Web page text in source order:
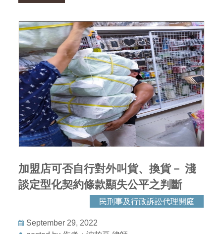
加盟店可否自行對外叫貨、換貨－ 淺
談定型化契約條款顯失公平之判斷
民刑事及行政訴訟代理開庭
September 29, 2022